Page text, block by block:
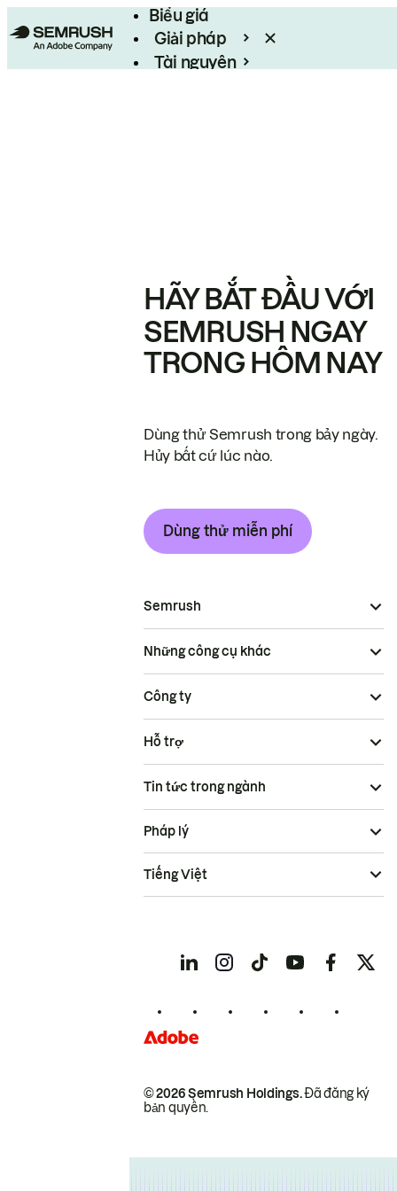
Biểu giá
Giải pháp
Tài nguyên
HÃY BẮT ĐẦU VỚI
SEMRUSH NGAY
TRONG HÔM NAY
Dùng thử Semrush trong bảy ngày.
Hủy bất cứ lúc nào.
Dùng thử miễn phí
Semrush
Những công cụ khác
Công ty
Hỗ trợ
Tin tức trong ngành
© 2026 Semrush Holdings.Đã đăng ký
bản quyền.
Pháp lý
Tiếng Việt